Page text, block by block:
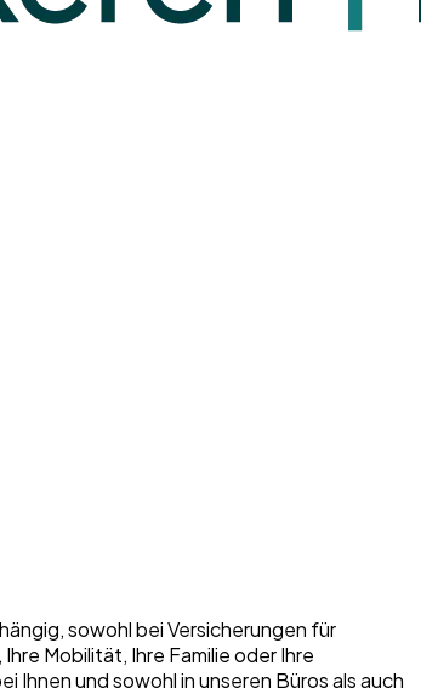
sowohl bei Versicherungen für
Mobilität, Ihre Familie oder Ihre
Ihnen und sowohl in unseren Büros als auch